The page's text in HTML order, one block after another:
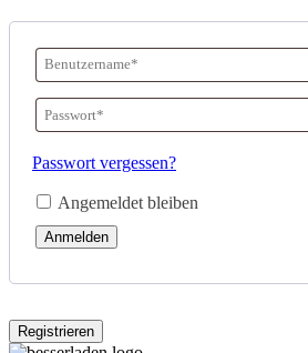
Benutzername
oder
E-
Mail-
Adresse*
Erforderlich
Passwort*
Passwort vergessen?
Angemeldet bleiben
Anmelden
Registrieren